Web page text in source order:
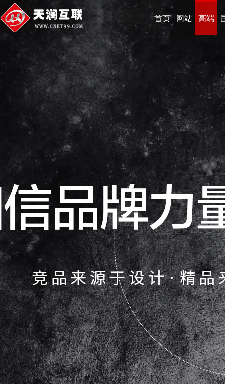
首页 网站 高端